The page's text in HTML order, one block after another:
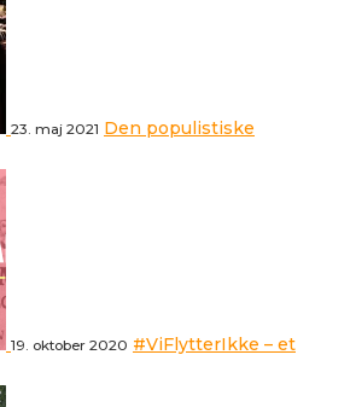
23. maj 2021 Den populistiske
19. oktober 2020 #ViFlytterIkke – et